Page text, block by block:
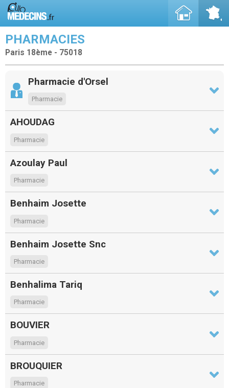
PHARMACIES
Paris 18ème - 75018
Pharmacie d'Orsel
Pharmacie
AHOUDAG
Pharmacie
Azoulay Paul
Pharmacie
Benhaim Josette
Pharmacie
Benhaim Josette Snc
Pharmacie
Benhalima Tariq
Pharmacie
BOUVIER
Pharmacie
BROUQUIER
Pharmacie